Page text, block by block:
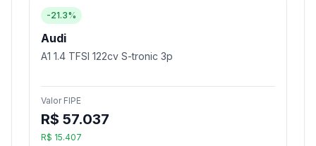
-21.3%
Audi
A1 1.4 TFSI 122cv S-tronic 3p
Valor FIPE
R$ 57.037
R$ 15.407